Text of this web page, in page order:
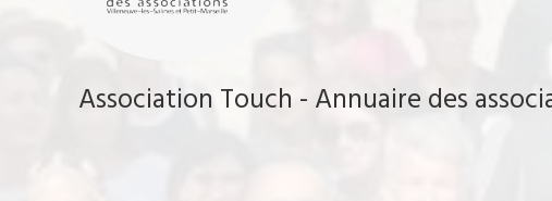
Association Touch - Annuaire des